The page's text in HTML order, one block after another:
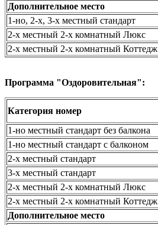
Дополнительное место
1-но, 2-х, 3-х местный стандарт
2-х местный 2-х комнатный Люкс
2-х местный 2-х комнатный Коттедж
Программа "Оздоровительная":
Категория номер
1-но местный стандарт без балкона
1-но местный стандарт с балконом
2-х местный стандарт
3-х местный стандарт
2-х местный 2-х комнатный Люкс
2-х местный 2-х комнатный Коттедж
Дополнительное место